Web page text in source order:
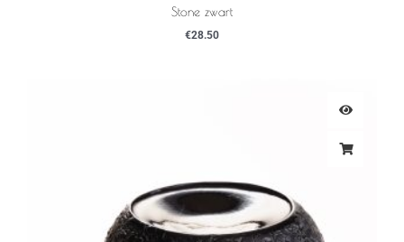
Stone zwart
€28.50